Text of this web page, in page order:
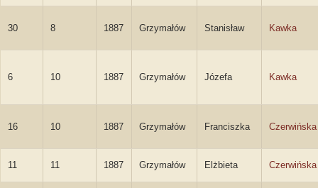
30 8 1887 Grzymałów Stanisław Kawka
6 10 1887 Grzymałów Józefa Kawka
16 10 1887 Grzymałów Franciszka Czerwińska
11 11 1887 Grzymałów Elżbieta Czerwińska